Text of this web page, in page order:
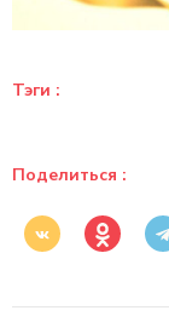
Тэги :
Поделиться :